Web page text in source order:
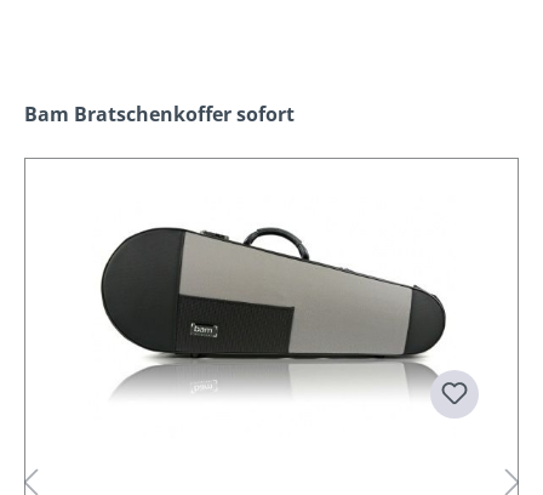
Produktgalerie überspringen
Bam Bratschenkoffer sofort